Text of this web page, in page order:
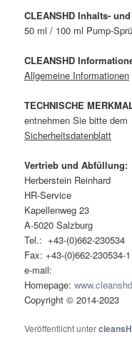
CLEANSHD Inhalts-
50 ml / 100 ml Pump-
CLEANSHD
Allgemeine Informationen
TECHNISCHE
entnehmen Sie bitte dem
Sicherheitsdatenblatt
Vertrieb und Abfüllung:
Herberstein Reinhard
HR-Service
Kapellenweg 23
A-5020 Salzburg
Tel.: +43-(0)662-230534
Fax: +43-(0)662-230534-1
e-mail:
Homepage:
Copyright © 2014-2023
Veröffentlicht unter